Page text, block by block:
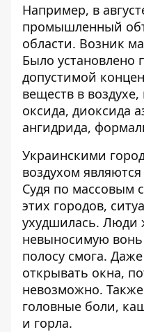
Например, в
промышленный
области. Возник
Было установлено
допустимой
веществ в воздухе,
оксида, диоксида
ангидрида,
Украинскими
воздухом
Судя по массовым
этих городов,
ухудшилась. Люди
невыносимую
полосу смога.
открывать окна,
невозможно.
головные боли,
и горла.